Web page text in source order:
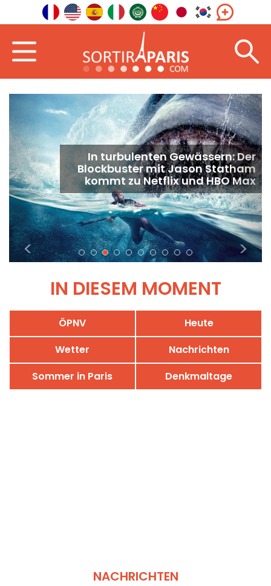
In turbulenten Gewässern: Der
Blockbuster mit Jason Statham
kommt zu Netflix und HBO Max
<
>
IN DIESEM MOMENT
ÖPNV
Heute
Wetter
Nachrichten
Sommer in Paris
Denkmaltage
NACHRICHTEN